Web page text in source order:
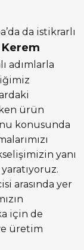
da istikrarlı
Kerem
adımlarla
ürün
konusunda
yanı
arasında yer
için de
üretim